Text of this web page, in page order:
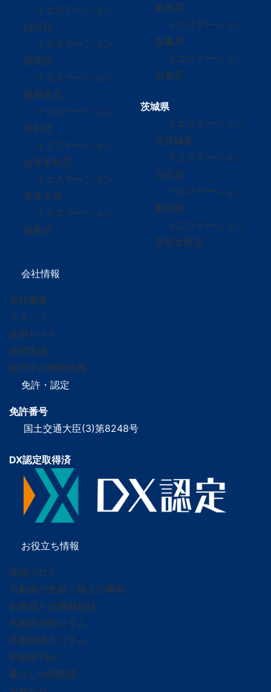
イエステーション
白河店
イエステーション
相馬店
イエステーション
南相馬店
イエステーション
田村店
イエステーション
会津若松店
イエステーション
喜多方店
イエステーション
福島店
角田店
イエステーション
塩竈店
イエステーション
石巻店
茨城県
イエステーション
北茨城店
イエステーション
日立店
イエステーション
那珂店
イエステーション
常陸太田店
会社情報
会社概要
スタッフ
採用サイト
売買実績
販売中の物件情報
免許・認定
免許番号
国土交通大臣(3)第8248号
DX認定取得済
お役立ち情報
地域ブログ
不動産の売却／購入の事例
お客様との感動秘話
不動産売却コラム
不動産購入コラム
不動産Tips
暮らしの知恵袋